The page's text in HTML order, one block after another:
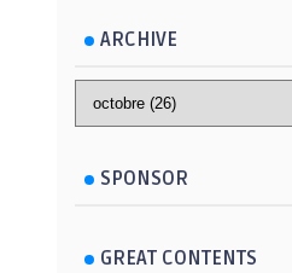
ARCHIVE
SPONSOR
GREAT CONTENTS